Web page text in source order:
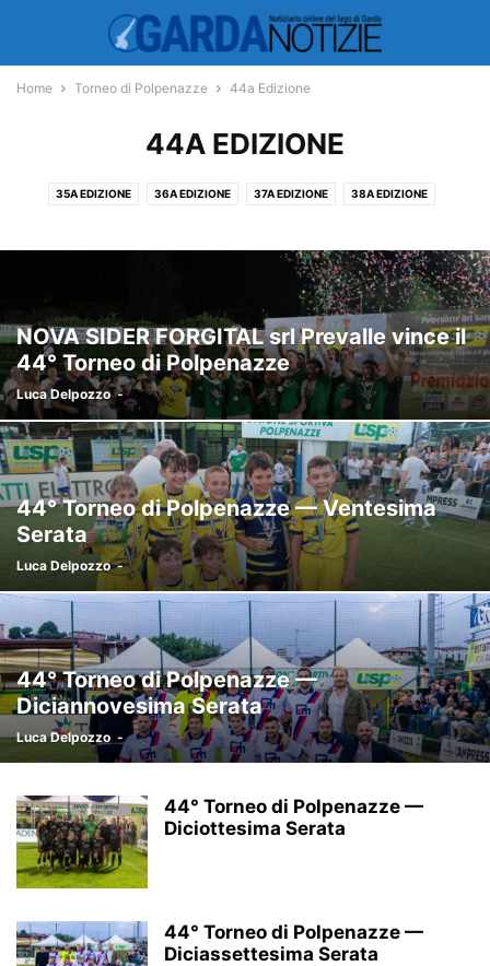
Home Torneo di Polpenazze 44a Edizione
44A EDIZIONE
35A EDIZIONE 36A EDIZIONE 37A EDIZIONE 38A EDIZIONE
43A EDIZIONE 44A EDIZIONE 45A EDIZIONE 46A EDIZIONE
NOVA SIDER FORGITAL srl Prevalle vince il
44° Torneo di Polpenazze
Luca Delpozzo -
44° Torneo di Polpenazze — Ventesima
Serata
Luca Delpozzo -
44° Torneo di Polpenazze —
Diciannovesima Serata
Luca Delpozzo -
44° Torneo di Polpenazze —
Diciottesima Serata
44° Torneo di Polpenazze —
Diciassettesima Serata